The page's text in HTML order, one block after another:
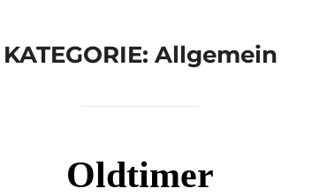
KATEGORIE: Allgemein
Oldtimer